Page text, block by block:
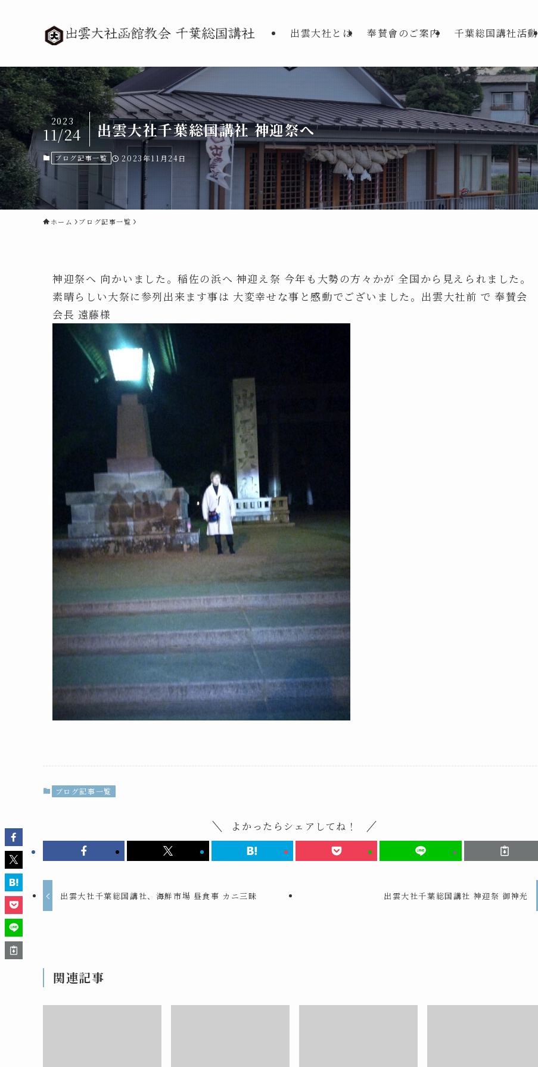
出雲大社とは 奉賛會のご案内 千葉総国講社活動
出雲大社千葉総国講社 神迎祭へ
2023
11/24
ブログ記事一覧 2023年11月24日
ホーム ブログ記事一覧
神迎祭へ 向かいました。稲佐の浜へ 神迎え祭 今年も大勢の方々かが 全国から見えられました。
素晴らしい大祭に参列出来ます事は 大変幸せな事と感動でございました。出雲大社前 で 奉賛会
会長 遠藤様
ブログ記事一覧
よかったらシェアしてね！
出雲大社千葉総国講社、海鮮市場 昼食事 カニ三昧 出雲大社千葉総国講社 神迎祭 御神光
関連記事